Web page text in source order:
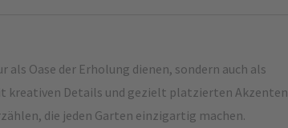
als Oase der Erholung dienen, sondern auch als
kreativen Details und gezielt platzierten Akzenten
die jeden Garten einzigartig machen.